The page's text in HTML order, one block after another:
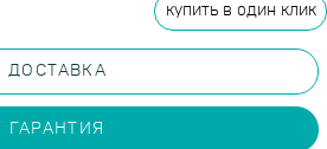
купить в один клик
ДОСТАВКА
ГАРАНТИЯ